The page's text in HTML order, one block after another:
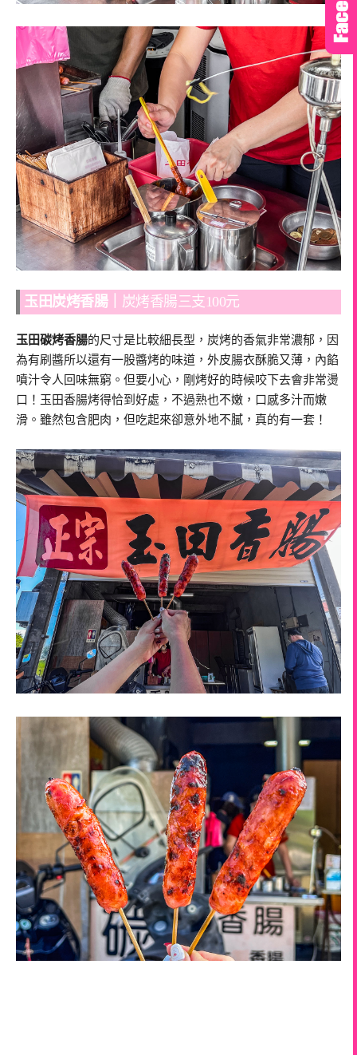
玉田炭烤香腸｜ 炭烤香腸三支100元
玉田碳烤香腸的尺寸是比較細長型，炭烤的香氣非常濃郁，因
為有刷醬所以還有一股醬烤的味道，外皮腸衣酥脆又薄，內餡
噴汁令人回味無窮。但要小心，剛烤好的時候咬下去會非常燙
口！玉田香腸烤得恰到好處，不過熟也不嫩，口感多汁而嫩
滑。雖然包含肥肉，但吃起來卻意外地不膩，真的有一套！